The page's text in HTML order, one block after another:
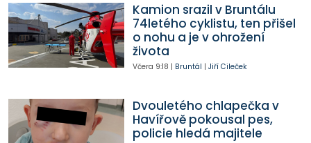
Kamion srazil v Bruntálu
74letého cyklistu, ten přišel
o nohu a je v ohrožení
života
Včera 9:18 | Bruntál | Jiří Cileček
Dvouletého chlapečka v
Havířově pokousal pes,
policie hledá majitele